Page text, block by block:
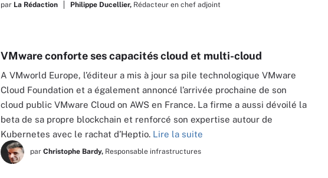
par La Rédaction Philippe Ducellier, Rédacteur en chef adjoint
VMware conforte ses capacités cloud et multi-cloud
A VMworld Europe, l’éditeur a mis à jour sa pile technologique VMware
Cloud Foundation et a également annoncé l’arrivée prochaine de son
cloud public VMware Cloud on AWS en France. La firme a aussi dévoilé la
beta de sa propre blockchain et renforcé son expertise autour de
Kubernetes avec le rachat d’Heptio. Lire la suite
par Christophe Bardy, Responsable infrastructures